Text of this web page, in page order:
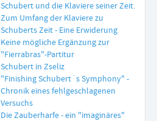
Schubert und die Klaviere seiner Zeit.
Zum Umfang der Klaviere zu
Schuberts Zeit - Eine Erwiderung
Keine mögliche Ergänzung zur
"Fierrabras"-Partitur
Schubert in Zseliz
"Finishing Schubert´s Symphony" -
Chronik eines fehlgeschlagenen
Versuchs
Die Zauberharfe - ein "imaginäres"